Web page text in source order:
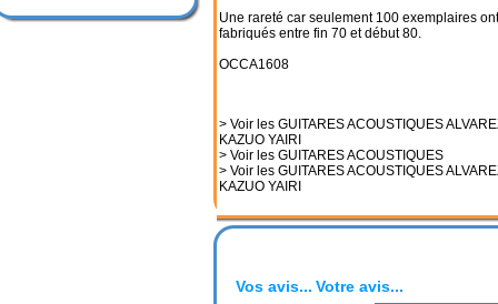
Une rareté car seulement 100 exemplaires
fabriqués entre fin 70 et début 80.
OCCA1608
> Voir les GUITARES ACOUSTIQUES
KAZUO YAIRI
> Voir les GUITARES ACOUSTIQUES
> Voir les GUITARES ACOUSTIQUES
KAZUO YAIRI
Vos avis... Votre avis...